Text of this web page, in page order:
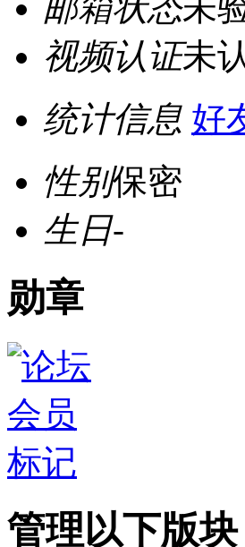
邮箱状态未
视频认证未
统计信息 好
性别保密
生日-
勋章
管理以下版块